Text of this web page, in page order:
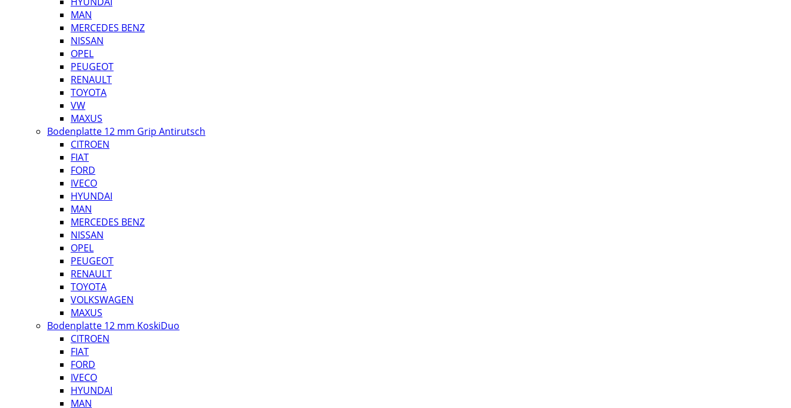
MAN
MERCEDES BENZ
NISSAN
OPEL
PEUGEOT
RENAULT
TOYOTA
VW
MAXUS
Bodenplatte 12 mm Grip Antirutsch
CITROEN
FIAT
FORD
IVECO
HYUNDAI
MAN
MERCEDES BENZ
NISSAN
OPEL
PEUGEOT
RENAULT
TOYOTA
VOLKSWAGEN
MAXUS
Bodenplatte 12 mm KoskiDuo
CITROEN
FIAT
FORD
IVECO
HYUNDAI
MAN